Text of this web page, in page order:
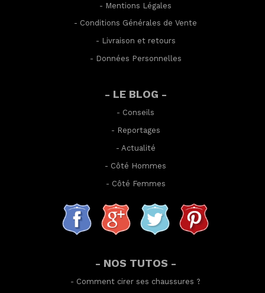
- Mentions Légales
- Conditions Générales de Vente
- Livraison et retours
- Données Personnelles
- LE BLOG -
- Conseils
- Reportages
- Actualité
- Côté Hommes
- Côté Femmes
- NOS TUTOS -
- Comment cirer ses chaussures ?